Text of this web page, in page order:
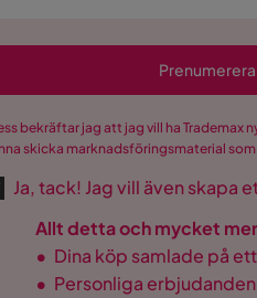
Prenumerera
bekräftar jag att jag vill ha Trademax
skicka marknadsföringsmaterial
Ja, tack! Jag vill även skapa
Allt detta och mycket
• Dina köp samlade på
• Personliga